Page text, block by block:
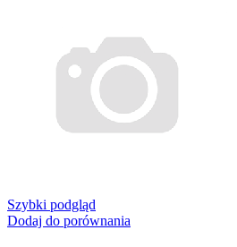
Szybki podgląd
Dodaj do porównania